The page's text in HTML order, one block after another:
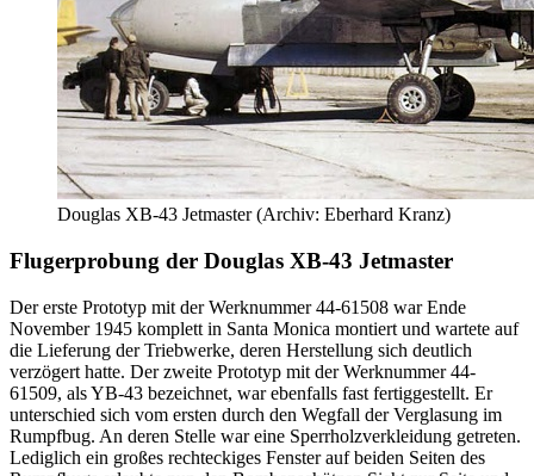
Douglas XB-43 Jetmaster (Archiv: Eberhard Kranz)
Flugerprobung der Douglas XB-43 Jetmaster
Der erste Prototyp mit der Werknummer 44-61508 war Ende
November 1945 komplett in Santa Monica montiert und wartete auf
die Lieferung der Triebwerke, deren Herstellung sich deutlich
verzögert hatte. Der zweite Prototyp mit der Werknummer 44-
61509, als YB-43 bezeichnet, war ebenfalls fast fertiggestellt. Er
unterschied sich vom ersten durch den Wegfall der Verglasung im
Rumpfbug. An deren Stelle war eine Sperrholzverkleidung getreten.
Lediglich ein großes rechteckiges Fenster auf beiden Seiten des